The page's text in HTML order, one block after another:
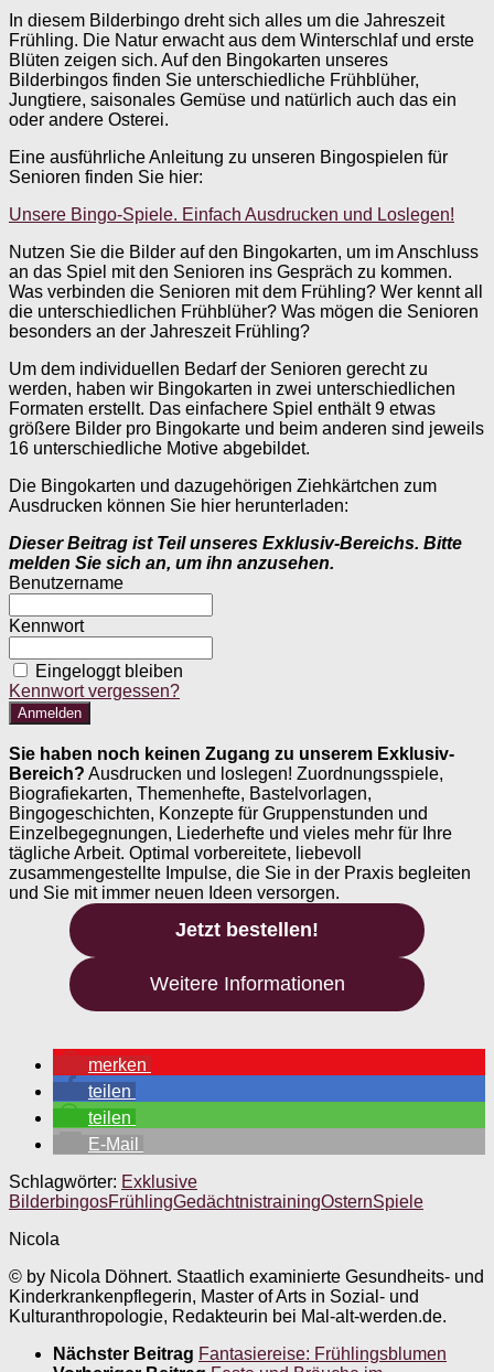
In diesem Bilderbingo dreht sich alles um die Jahreszeit
Frühling. Die Natur erwacht aus dem Winterschlaf und erste
Blüten zeigen sich. Auf den Bingokarten unseres
Bilderbingos finden Sie unterschiedliche Frühblüher,
Jungtiere, saisonales Gemüse und natürlich auch das ein
oder andere Osterei.
Eine ausführliche Anleitung zu unseren Bingospielen für
Senioren finden Sie hier:
Unsere Bingo-Spiele. Einfach Ausdrucken und Loslegen!
Nutzen Sie die Bilder auf den Bingokarten, um im Anschluss
an das Spiel mit den Senioren ins Gespräch zu kommen.
Was verbinden die Senioren mit dem Frühling? Wer kennt all
die unterschiedlichen Frühblüher? Was mögen die Senioren
besonders an der Jahreszeit Frühling?
Um dem individuellen Bedarf der Senioren gerecht zu
werden, haben wir Bingokarten in zwei unterschiedlichen
Formaten erstellt. Das einfachere Spiel enthält 9 etwas
größere Bilder pro Bingokarte und beim anderen sind jeweils
16 unterschiedliche Motive abgebildet.
Die Bingokarten und dazugehörigen Ziehkärtchen zum
Ausdrucken können Sie hier herunterladen:
Dieser Beitrag ist Teil unseres Exklusiv-Bereichs. Bitte
melden Sie sich an, um ihn anzusehen.
Benutzername
Kennwort
Eingeloggt bleiben
Kennwort vergessen?
Sie haben noch keinen Zugang zu unserem Exklusiv-
Bereich? Ausdrucken und loslegen! Zuordnungsspiele,
Biografiekarten, Themenhefte, Bastelvorlagen,
Bingogeschichten, Konzepte für Gruppenstunden und
Einzelbegegnungen, Liederhefte und vieles mehr für Ihre
tägliche Arbeit. Optimal vorbereitete, liebevoll
zusammengestellte Impulse, die Sie in der Praxis begleiten
und Sie mit immer neuen Ideen versorgen.
Jetzt bestellen!
Weitere Informationen
merken
teilen
teilen
E-Mail
Schlagwörter: Exklusive
BilderbingosFrühlingGedächtnistrainingOsternSpiele
Nicola
© by Nicola Döhnert. Staatlich examinierte Gesundheits- und
Kinderkrankenpflegerin, Master of Arts in Sozial- und
Kulturanthropologie, Redakteurin bei Mal-alt-werden.de.
Nächster Beitrag Fantasiereise: Frühlingsblumen